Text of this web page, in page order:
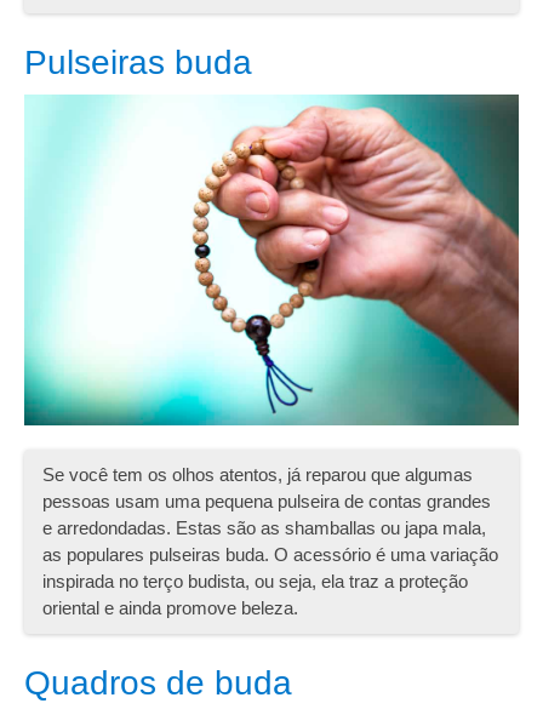
Pulseiras buda
Se você tem os olhos atentos, já reparou que algumas
pessoas usam uma pequena pulseira de contas grandes
e arredondadas. Estas são as shamballas ou japa mala,
as populares pulseiras buda. O acessório é uma variação
inspirada no terço budista, ou seja, ela traz a proteção
oriental e ainda promove beleza.
Quadros de buda